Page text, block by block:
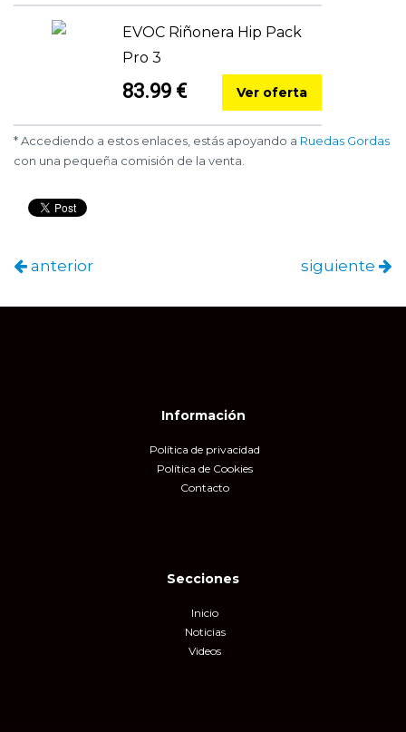
EVOC Riñonera Hip Pack
Pro 3
83.99 € Ver oferta
* Accediendo a estos enlaces, estás apoyando a Ruedas Gordas
con una pequeña comisión de la venta.
anterior siguiente
Información
Política de privacidad
Política de Cookies
Contacto
Secciones
Inicio
Noticias
Videos